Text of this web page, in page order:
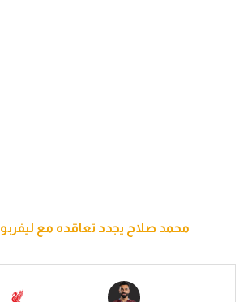
منتخب مصر
سعودي في الجول
محمد صلاح يجدد تعاقده مع